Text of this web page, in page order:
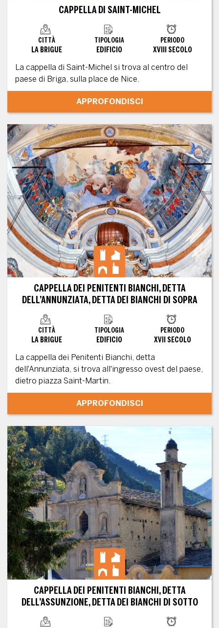
CAPPELLA DI SAINT-MICHEL
CITTÀ
LA BRIGUE
TIPOLOGIA
EDIFICIO
PERIODO
XVIII SECOLO
La cappella di Saint-Michel si trova al centro del
paese di Briga, sulla place de Nice.
APPROFONDISCI
CAPPELLA DEI PENITENTI BIANCHI, DETTA
DELL’ANNUNZIATA, DETTA DEI BIANCHI DI SOPRA
CITTÀ
LA BRIGUE
TIPOLOGIA
EDIFICIO
PERIODO
XVII SECOLO
La cappella dei Penitenti Bianchi, detta
dell'Annunziata, si trova all'ingresso ovest del paese,
dietro piazza Saint-Martin.
APPROFONDISCI
CAPPELLA DEI PENITENTI BIANCHI, DETTA
DELL’ASSUNZIONE, DETTA DEI BIANCHI DI SOTTO